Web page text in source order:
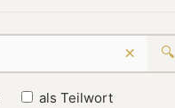
× 🔍
als Teilwort